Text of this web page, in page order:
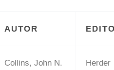
AUTOR
Collins, John N. Herder